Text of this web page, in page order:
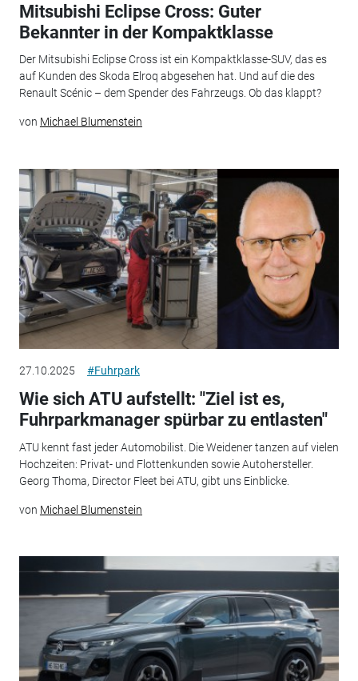
Mitsubishi Eclipse Cross: Guter
Bekannter in der Kompaktklasse
Der Mitsubishi Eclipse Cross ist ein Kompaktklasse-SUV, das es
auf Kunden des Skoda Elroq abgesehen hat. Und auf die des
Renault Scénic – dem Spender des Fahrzeugs. Ob das klappt?
von Michael Blumenstein
27.10.2025 #Fuhrpark
Wie sich ATU aufstellt: "Ziel ist es,
Fuhrparkmanager spürbar zu entlasten"
ATU kennt fast jeder Automobilist. Die Weidener tanzen auf vielen
Hochzeiten: Privat- und Flottenkunden sowie Autohersteller.
Georg Thoma, Director Fleet bei ATU, gibt uns Einblicke.
von Michael Blumenstein